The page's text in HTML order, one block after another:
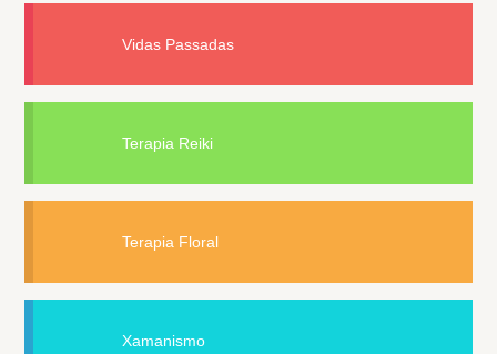
Vidas Passadas
Terapia Reiki
Terapia Floral
Xamanismo